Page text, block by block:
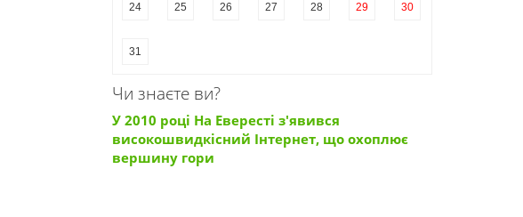
24 25 26 27 28 29 30
31
Чи знаєте ви?
У 2010 році На Евересті з'явився
високошвидкісний Інтернет, що охоплює
вершину гори